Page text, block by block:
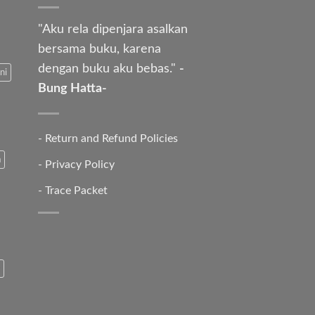
"Aku rela dipenjara asalkan
bersama buku, karena
dengan buku aku bebas." -
Bung Hatta-
- Return and Refund Policies
- Privacy Policy
- Trace Packet